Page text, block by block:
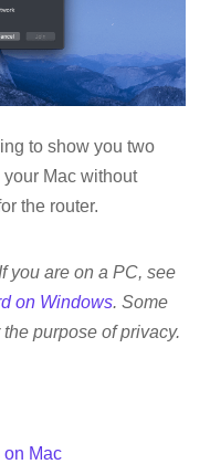
to show you two
Mac without
the router.
you are on a PC, see
on Windows.Some
purpose of privacy.
on Mac